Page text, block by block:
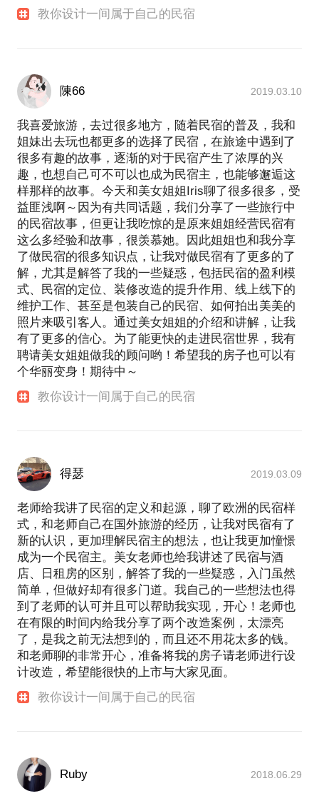
教你设计一间属于自己的民宿
陳66 2019.03.10
我喜爱旅游，去过很多地方，随着民宿的普及，我和
姐妹出去玩也都更多的选择了民宿，在旅途中遇到了
很多有趣的故事，逐渐的对于民宿产生了浓厚的兴
趣，也想自己可不可以也成为民宿主，也能够邂逅这
样那样的故事。今天和美女姐姐Iris聊了很多很多，受
益匪浅啊～因为有共同话题，我们分享了一些旅行中
的民宿故事，但更让我吃惊的是原来姐姐经营民宿有
这么多经验和故事，很羡慕她。因此姐姐也和我分享
了做民宿的很多知识点，让我对做民宿有了更多的了
解，尤其是解答了我的一些疑惑，包括民宿的盈利模
式、民宿的定位、装修改造的提升作用、线上线下的
维护工作、甚至是包装自己的民宿、如何拍出美美的
照片来吸引客人。通过美女姐姐的介绍和讲解，让我
有了更多的信心。为了能更快的走进民宿世界，我有
聘请美女姐姐做我的顾问哟！希望我的房子也可以有
个华丽变身！期待中～
教你设计一间属于自己的民宿
得瑟 2019.03.09
老师给我讲了民宿的定义和起源，聊了欧洲的民宿样
式，和老师自己在国外旅游的经历，让我对民宿有了
新的认识，更加理解民宿主的想法，也让我更加憧憬
成为一个民宿主。美女老师也给我讲述了民宿与酒
店、日租房的区别，解答了我的一些疑惑，入门虽然
简单，但做好却有很多门道。我自己的一些想法也得
到了老师的认可并且可以帮助我实现，开心！老师也
在有限的时间内给我分享了两个改造案例，太漂亮
了，是我之前无法想到的，而且还不用花太多的钱。
和老师聊的非常开心，准备将我的房子请老师进行设
计改造，希望能很快的上市与大家见面。
教你设计一间属于自己的民宿
Ruby 2018.06.29